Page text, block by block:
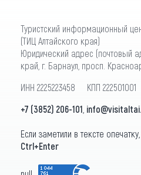
Туристский информационный
(ТИЦ Алтайского края)
Юридический адрес (почтовый
край, г. Барнаул, просп.
ИНН 2225223458 КПП
+7 (3852) 206-101
Если заметили в тексте
Ctrl+Enter